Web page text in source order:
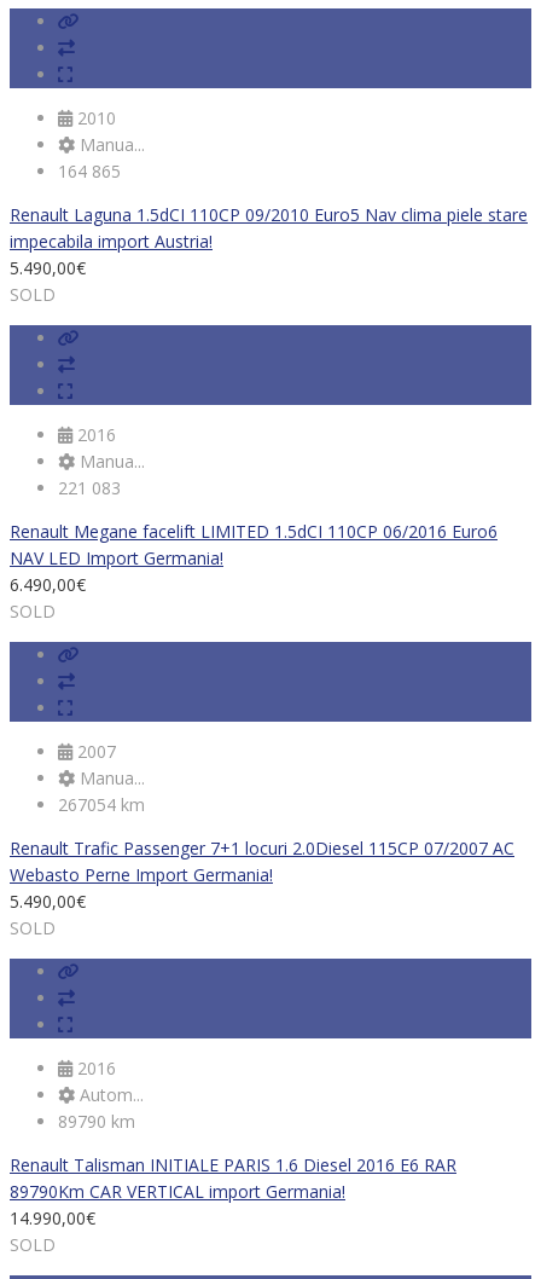
2010
Manua...
164 865
Renault Laguna 1.5dCI 110CP 09/2010 Euro5 Nav clima piele stare
impecabila import Austria!
5.490,00€
SOLD
2016
Manua...
221 083
Renault Megane facelift LIMITED 1.5dCI 110CP 06/2016 Euro6
NAV LED Import Germania!
6.490,00€
SOLD
2007
Manua...
267054 km
Renault Trafic Passenger 7+1 locuri 2.0Diesel 115CP 07/2007 AC
Webasto Perne Import Germania!
5.490,00€
SOLD
2016
Autom...
89790 km
Renault Talisman INITIALE PARIS 1.6 Diesel 2016 E6 RAR
89790Km CAR VERTICAL import Germania!
14.990,00€
SOLD